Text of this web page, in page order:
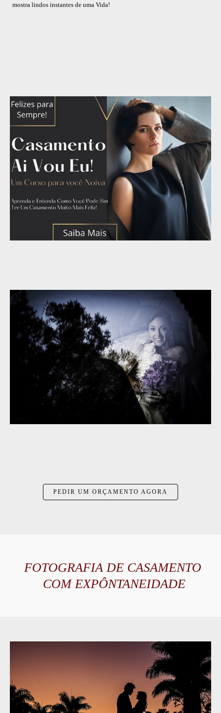
mostra lindos instantes de uma Vida!
PEDIR UM ORÇAMENTO AGORA
FOTOGRAFIA DE CASAMENTO
COM EXPÔNTANEIDADE